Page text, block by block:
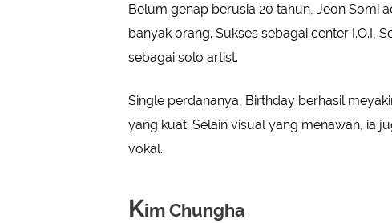
Belum genap berusia 20 tahun, Jeon Somi
banyak orang. Sukses sebagai center I.O.I,
sebagai solo artist.
Single perdananya, Birthday berhasil
yang kuat. Selain visual yang menawan, ia
vokal.
Kim Chungha